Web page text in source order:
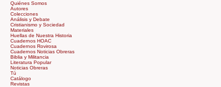
Quiénes Somos
Autores
Colecciones
Análisis y Debate
Cristianismo y Sociedad
Materiales
Huellas de Nuestra Historia
Cuadernos HOAC
Cuadernos Rovirosa
Cuadernos Noticias Obreras
Biblia y Militancia
Literatura Popular
Noticias Obreras
Tú
Catálogo
Revistas